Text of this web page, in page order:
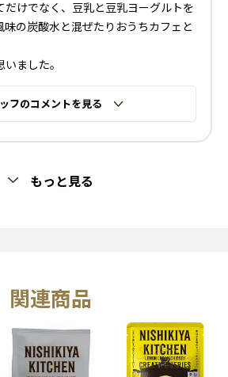
だけでなく、豆乳と豆乳ヨーグルトを
の炭酸水と混ぜたりおうちカフェと
ました。
フのコメントを見る
もっと見る
関連商品